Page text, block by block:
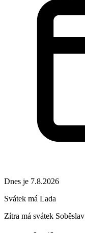
Dnes je 7.8.2026
Svátek má Lada
Zítra má svátek Soběslav